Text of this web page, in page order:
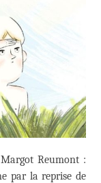
Reumont :
par la reprise de